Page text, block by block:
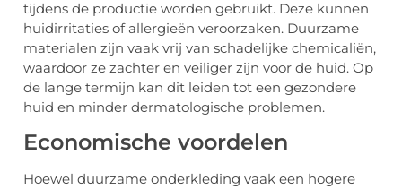
tijdens de productie worden gebruikt. Deze kunnen
huidirritaties of allergieën veroorzaken. Duurzame
materialen zijn vaak vrij van schadelijke chemicaliën,
waardoor ze zachter en veiliger zijn voor de huid. Op
de lange termijn kan dit leiden tot een gezondere
huid en minder dermatologische problemen.
Economische voordelen
Hoewel duurzame onderkleding vaak een hogere